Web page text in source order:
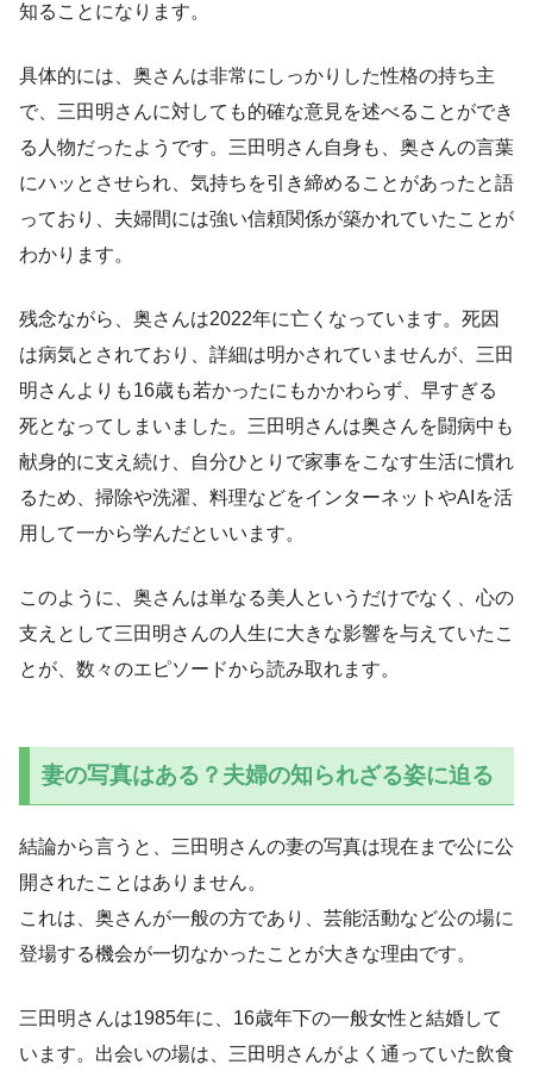
知ることになります。
具体的には、奥さんは非常にしっかりした性格の持ち主
で、三田明さんに対しても的確な意見を述べることができ
る人物だったようです。三田明さん自身も、奥さんの言葉
にハッとさせられ、気持ちを引き締めることがあったと語
っており、夫婦間には強い信頼関係が築かれていたことが
わかります。
残念ながら、奥さんは2022年に亡くなっています。死因
は病気とされており、詳細は明かされていませんが、三田
明さんよりも16歳も若かったにもかかわらず、早すぎる
死となってしまいました。三田明さんは奥さんを闘病中も
献身的に支え続け、自分ひとりで家事をこなす生活に慣れ
るため、掃除や洗濯、料理などをインターネットやAIを活
用して一から学んだといいます。
このように、奥さんは単なる美人というだけでなく、心の
支えとして三田明さんの人生に大きな影響を与えていたこ
とが、数々のエピソードから読み取れます。
妻の写真はある？夫婦の知られざる姿に迫る
結論から言うと、三田明さんの妻の写真は現在まで公に公
開されたことはありません。
これは、奥さんが一般の方であり、芸能活動など公の場に
登場する機会が一切なかったことが大きな理由です。
三田明さんは1985年に、16歳年下の一般女性と結婚して
います。出会いの場は、三田明さんがよく通っていた飲食